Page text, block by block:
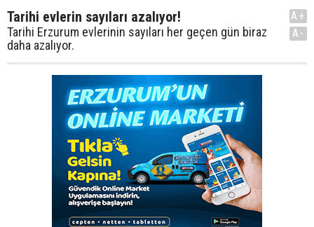
Tarihi evlerin sayıları azalıyor!
Tarihi Erzurum evlerinin sayıları her geçen gün biraz
daha azalıyor.
A+
A-